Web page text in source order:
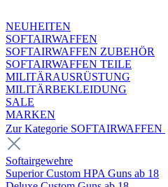
NEUHEITEN
SOFTAIRWAFFEN
SOFTAIRWAFFEN ZUBEHÖR
SOFTAIRWAFFEN TEILE
MILITÄRAUSRÜSTUNG
MILITÄRBEKLEIDUNG
SALE
MARKEN
Zur Kategorie SOFTAIRWAFFEN
Softairgewehre
Superior Custom HPA Guns ab 18